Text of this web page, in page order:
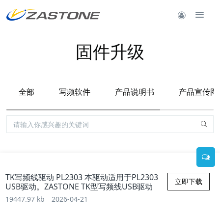
固件升级
全部 写频软件 产品说明书 产品宣传图
立即下载
TK写频线驱动 PL2303 本驱动适用于PL2303
USB驱动。ZASTONE TK型写频线USB驱动
19447.97 kb 2026-04-21